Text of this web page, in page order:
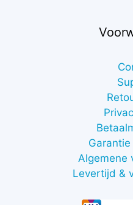
Algemene
Levertijd &